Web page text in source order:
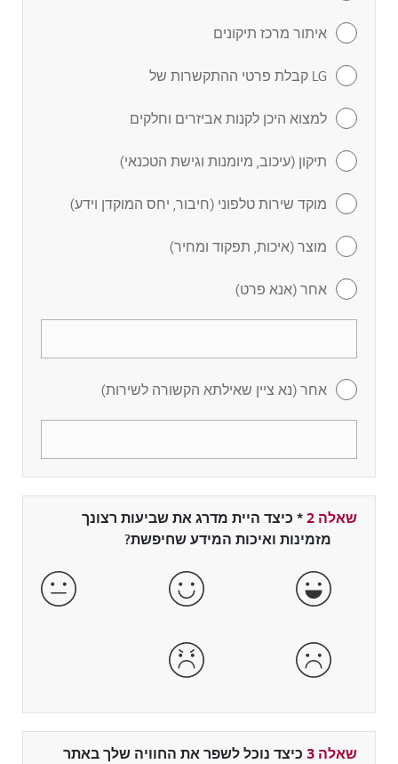
איתור מרכז תיקונים
LG קבלת פרטי ההתקשרות של
למצוא היכן לקנות אביזרים וחלקים
תיקון (עיכוב, מיומנות וגישת הטכנאי)
מוקד שירות טלפוני (חיבור, יחס המוקדן וידע)
מוצר (איכות, תפקוד ומחיר)
אחר (אנא פרט)
אחר (נא ציין שאילתא הקשורה לשירות)
שאלה 2 * שדה חובה
כיצד היית מדרג את שביעות רצונך
מזמינות ואיכות המידע שחיפשת?
מאוד מרוצה מרוצה מרוצה
לא מרוצה מאוד לא מרוצה
שאלה 3
כיצד נוכל לשפר את החוויה שלך באתר